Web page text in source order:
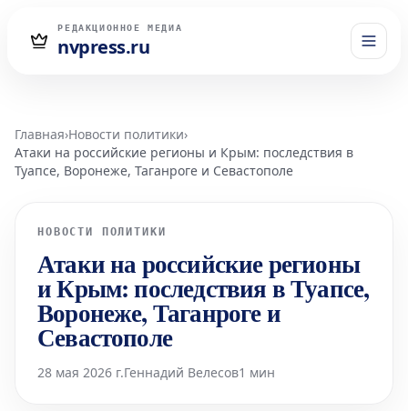
РЕДАКЦИОННОЕ МЕДИА
nvpress.ru
Главная›Новости политики›
Атаки на российские регионы и Крым: последствия в
Туапсе, Воронеже, Таганроге и Севастополе
НОВОСТИ ПОЛИТИКИ
Атаки на российские регионы
и Крым: последствия в Туапсе,
Воронеже, Таганроге и
Севастополе
28 мая 2026 г.Геннадий Велесов1 мин